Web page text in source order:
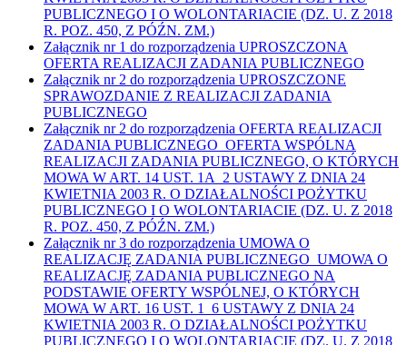
PUBLICZNEGO I O WOLONTARIACIE (DZ. U. Z 2018
R. POZ. 450, Z PÓŹN. ZM.)
Załącznik nr 1 do rozporządzenia UPROSZCZONA
OFERTA REALIZACJI ZADANIA PUBLICZNEGO
Załącznik nr 2 do rozporządzenia UPROSZCZONE
SPRAWOZDANIE Z REALIZACJI ZADANIA
PUBLICZNEGO
Załącznik nr 2 do rozporządzenia OFERTA REALIZACJI
ZADANIA PUBLICZNEGO OFERTA WSPÓLNA
REALIZACJI ZADANIA PUBLICZNEGO, O KTÓRYCH
MOWA W ART. 14 UST. 1A 2 USTAWY Z DNIA 24
KWIETNIA 2003 R. O DZIAŁALNOŚCI POŻYTKU
PUBLICZNEGO I O WOLONTARIACIE (DZ. U. Z 2018
R. POZ. 450, Z PÓŹN. ZM.)
Załącznik nr 3 do rozporządzenia UMOWA O
REALIZACJĘ ZADANIA PUBLICZNEGO UMOWA O
REALIZACJĘ ZADANIA PUBLICZNEGO NA
PODSTAWIE OFERTY WSPÓLNEJ, O KTÓRYCH
MOWA W ART. 16 UST. 1 6 USTAWY Z DNIA 24
KWIETNIA 2003 R. O DZIAŁALNOŚCI POŻYTKU
PUBLICZNEGO I O WOLONTARIACIE (DZ. U. Z 2018